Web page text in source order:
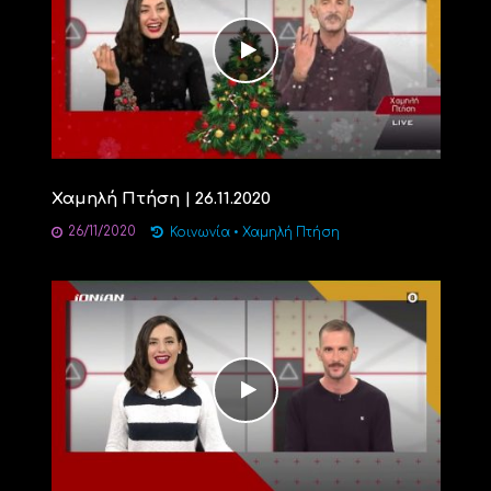
Χαμηλή Πτήση | 26.11.2020
26/11/2020 Κοινωνία • Χαμηλή Πτήση